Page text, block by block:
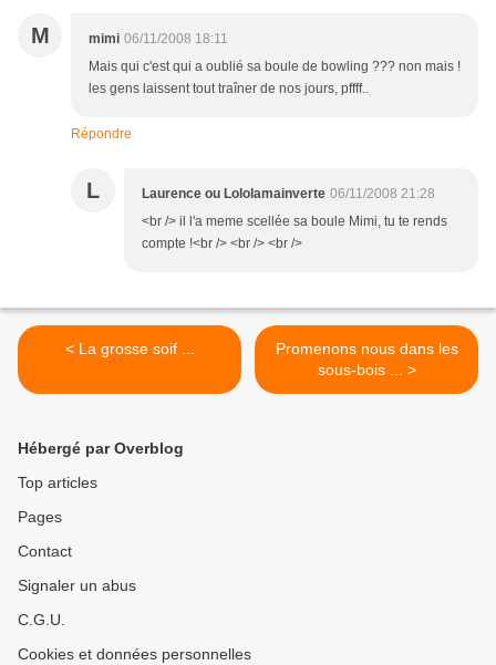
M mimi 06/11/2008 18:11
Mais qui c'est qui a oublié sa boule de bowling ??? non mais !
les gens laissent tout traîner de nos jours, pffff..
Répondre
L Laurence ou Lololamainverte 06/11/2008 21:28
<br /> il l'a meme scellée sa boule Mimi, tu te rends
compte !<br /> <br /> <br />
< La grosse soif ...
Promenons nous dans les
sous-bois ... >
Hébergé par Overblog
Top articles
Pages
Contact
Signaler un abus
C.G.U.
Cookies et données personnelles